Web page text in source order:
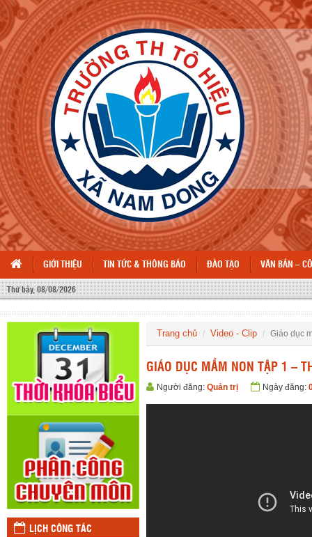
GIỚI THIỆU TIN TỨC & THÔNG BÁO ĐÀO TẠO VĂN BẢN –
Thứ bảy, 08/08/2026
LỊCH CÔNG TÁC
Trang chủ Video - Clip Giáo dục
GIÁO DỤC MẦM NON TẬP 1 –
Người đăng: Quản trị Ngày đăng: